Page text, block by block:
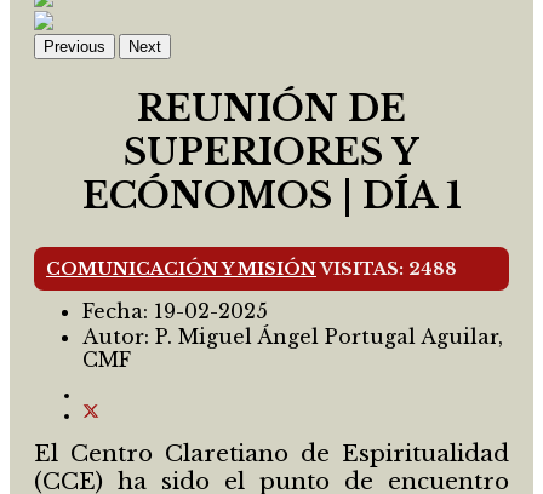
Previous Next
REUNIÓN DE
SUPERIORES Y
ECÓNOMOS | DÍA 1
COMUNICACIÓN Y MISIÓNVISITAS: 2488
Fecha: 19-02-2025
Autor: P. Miguel Ángel Portugal Aguilar,
CMF
El Centro Claretiano de Espiritualidad
(CCE) ha sido el punto de encuentro